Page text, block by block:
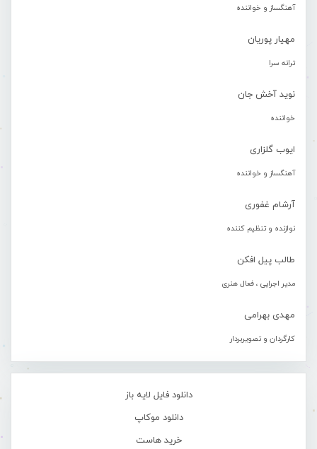
آهنگساز و خواننده
مهیار پوریان
ترانه سرا
نوید آخش جان
خواننده
ایوب گلزاری
آهنگساز و خواننده
آرشام غفوری
نوازنده و تنظیم کننده
طالب پیل افکن
مدیر اجرایی ، فعال هنری
مهدی بهرامی
کارگردان و تصویربردار
دانلود فایل لایه باز
دانلود موکاپ
خرید هاست